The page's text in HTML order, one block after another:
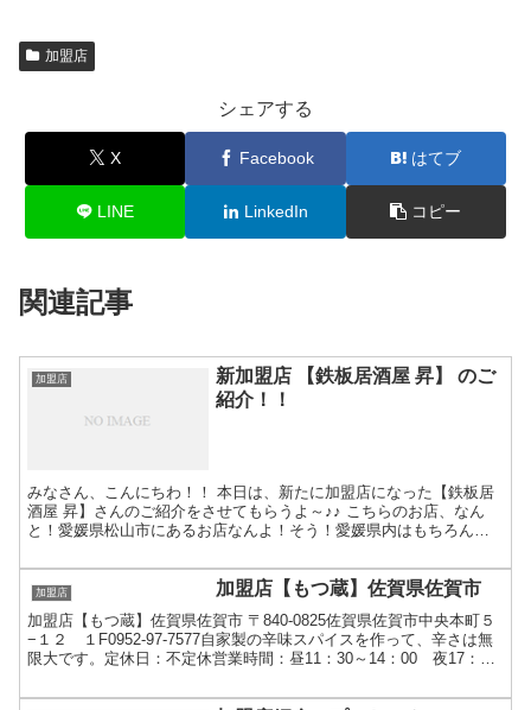
加盟店
シェアする
X Facebook はてブ
LINE LinkedIn コピー
関連記事
加盟店
新加盟店 【鉄板居酒屋 昇】 のご
紹介！！
みなさん、こんにちわ！！ 本日は、新たに加盟店になった【鉄板居
酒屋 昇】さんのご紹介をさせてもらうよ～♪♪ こちらのお店、なん
と！愛媛県松山市にあるお店なんよ！そう！愛媛県内はもちろん、
加盟店 加盟店【もつ蔵】佐賀県佐賀市
加盟店【もつ蔵】佐賀県佐賀市 〒840-0825佐賀県佐賀市中央本町５
−１２ １F0952-97-7577自家製の辛味スパイスを作って、辛さは無
限大です。定休日：不定休営業時間：昼11：30～14：00 夜17：30